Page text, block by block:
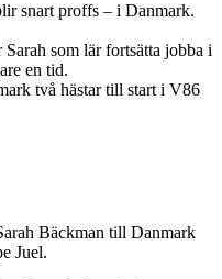
snart proffs – i Danmark.
som lär fortsätta jobba i
en tid.
två hästar till start i V86
Bäckman till Danmark
Juel.